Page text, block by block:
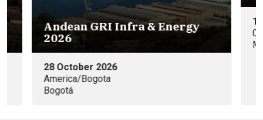
Andean GRI Infra & Energy
2026
28 October 2026
America/Bogota
Bogotá